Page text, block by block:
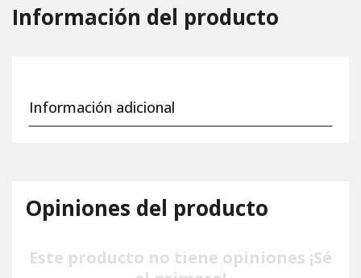
Información del producto
Información adicional
Opiniones del producto
Este producto no tiene opiniones ¡Sé